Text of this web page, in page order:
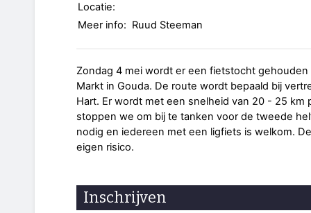
Locatie:
Meer info: Ruud Steeman
Zondag 4 mei wordt er een fietstocht
Markt in Gouda. De route wordt bepaald bij
Hart. Er wordt met een snelheid van 20 - 25
stoppen we om bij te tanken voor de tweede
nodig en iedereen met een ligfiets is welkom.
eigen risico.
Inschrijven